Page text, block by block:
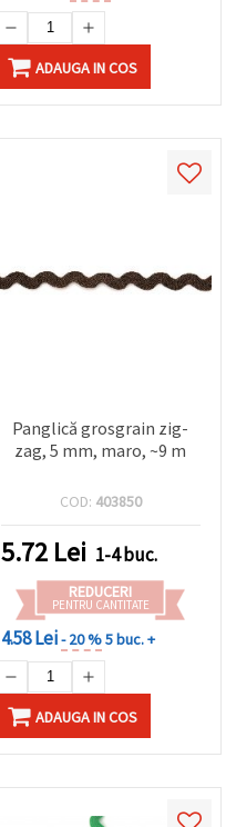
ADAUGA IN COS
Panglică grosgrain zig-
zag, 5 mm, maro, ~9 m
COD: 403850
5.72 Lei 1-4 buc.
REDUCERI
PENTRU CANTITATE
4.58 Lei- 20 %5 buc. +
ADAUGA IN COS